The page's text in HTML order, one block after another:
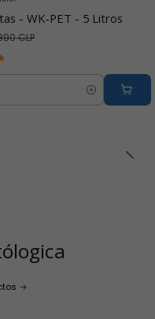
- WK-PET - 5 Litros
CLP